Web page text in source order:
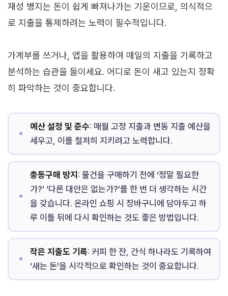
재성 병지는 돈이 쉽게 빠져나가는 기운이므로, 의식적으
로 지출을 통제하려는 노력이 필수적입니다.
가계부를 쓰거나, 앱을 활용하여 매일의 지출을 기록하고
분석하는 습관을 들이세요. 어디로 돈이 새고 있는지 정확
히 파악하는 것이 중요합니다.
예산 설정 및 준수: 매월 고정 지출과 변동 지출 예산을
세우고, 이를 철저히 지키려고 노력합니다.
충동구매 방지 : 물건을 구매하기 전에 ‘정말 필요한
가?’ ‘다른 대안은 없는가?’를 한 번 더 생각하는 시간
을 갖습니다. 온라인 쇼핑 시 장바구니에 담아두고 하
루 이틀 뒤에 다시 확인하는 것도 좋은 방법입니다.
작은 지출도 기록: 커피 한 잔, 간식 하나라도 기록하여
‘새는 돈’을 시각적으로 확인하는 것이 중요합니다.